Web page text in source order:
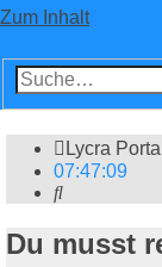
Zum Inhalt
Lycra Portal
07:47:09
Suche
Du musst